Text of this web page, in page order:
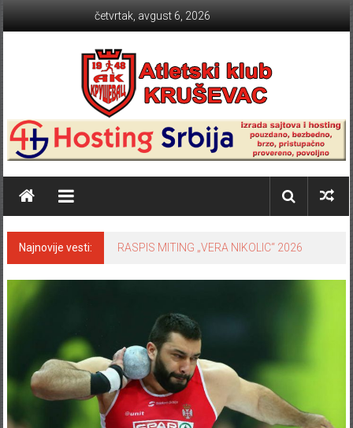
četvrtak, avgust 6, 2026
Atletski klub KRUŠEVAC
Najnovije vesti: RASPIS MITING „VERA NIKOLIC“ 2026